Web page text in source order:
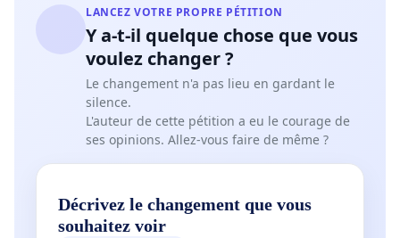
LANCEZ VOTRE PROPRE PÉTITION
Y a-t-il quelque chose que vous
voulez changer ?
Le changement n'a pas lieu en gardant le
silence.
L'auteur de cette pétition a eu le courage de
ses opinions. Allez-vous faire de même ?
Décrivez le changement que vous
souhaitez voir